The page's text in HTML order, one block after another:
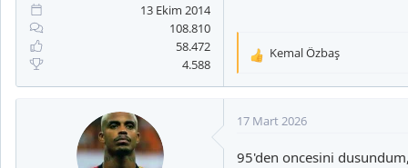
13 Ekim 2014
108.810
58.472
4.588
T
k
l
Kemal Özbaş
17 Mart 2026
95'den oncesini